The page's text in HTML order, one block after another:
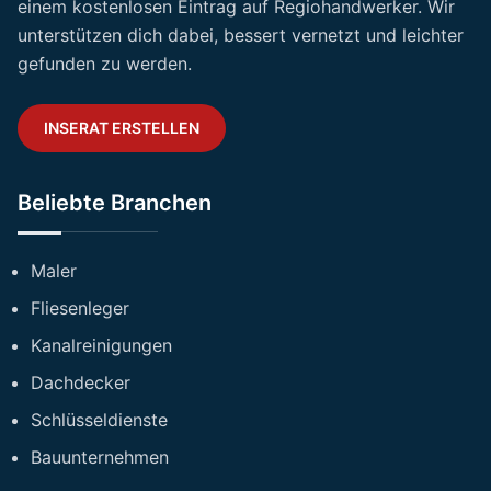
einem kostenlosen Eintrag auf Regiohandwerker. Wir
unterstützen dich dabei, bessert vernetzt und leichter
gefunden zu werden.
INSERAT ERSTELLEN
Beliebte Branchen
Maler
Fliesenleger
Kanalreinigungen
Dachdecker
Schlüsseldienste
Bauunternehmen